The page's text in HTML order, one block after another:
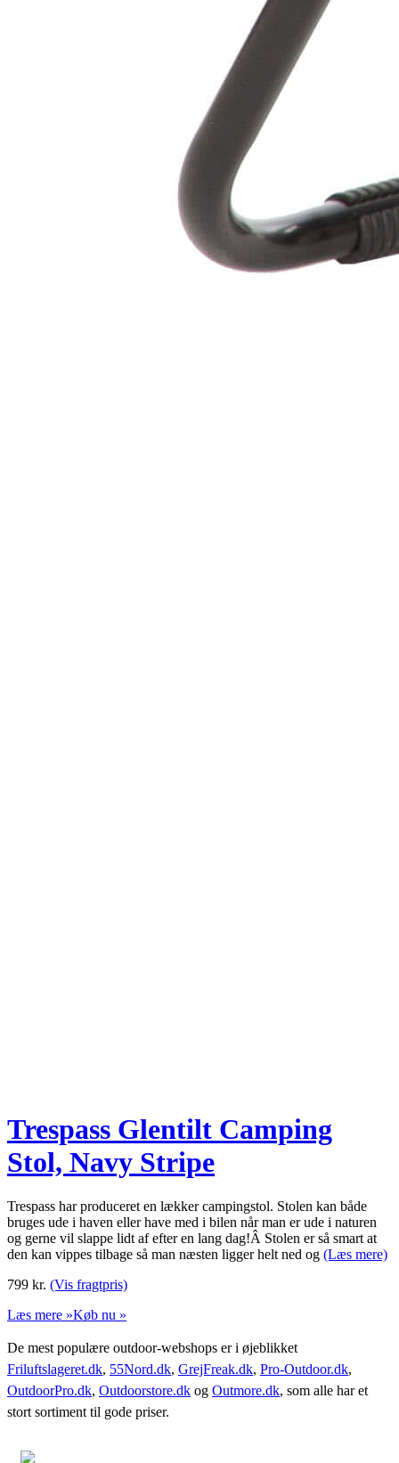
Trespass Glentilt Camping
Stol, Navy Stripe
Trespass har produceret en lækker campingstol. Stolen kan både
bruges ude i haven eller have med i bilen når man er ude i naturen
og gerne vil slappe lidt af efter en lang dag!Â Stolen er så smart at
den kan vippes tilbage så man næsten ligger helt ned og (Læs mere)
799 kr. (Vis fragtpris)
Læs mere »Køb nu »
De mest populære outdoor-webshops er i øjeblikket
Friluftslageret.dk, 55Nord.dk, GrejFreak.dk, Pro-Outdoor.dk,
OutdoorPro.dk, Outdoorstore.dk og Outmore.dk, som alle har et
stort sortiment til gode priser.